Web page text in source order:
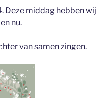
Deze middag hebben wij
nu.
van samen zingen.